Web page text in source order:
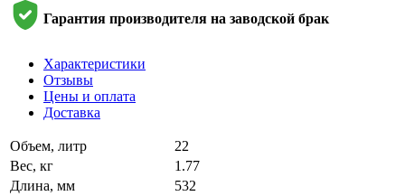
Гарантия производителя на заводской брак
Характеристики
Отзывы
Цены и оплата
Доставка
Объем, литр
22
Вес, кг
1.77
Длина, мм
532